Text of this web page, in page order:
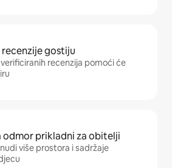
gostiju
verificiranih recenzija pomoći će
odmor prikladni za obitelji
više prostora i sadržaje